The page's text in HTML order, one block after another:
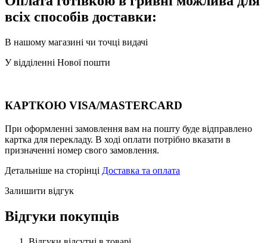
всіх способів доставки:
В нашому магазині чи точці видачі
У відділенні Нової пошти
КАРТКОЮ VISA/MASTERCARD
При оформленні замовлення вам на пошту буде відправлено
картка для перекладу. В ході оплати потрібно вказати в
призначенні номер свого замовлення.
Детальніше на сторінці Доставка та оплата
Залишити відгук
Відгуки покупців